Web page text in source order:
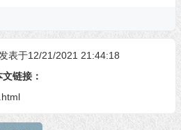
发表于12/21/2021 21:44:18
链接：